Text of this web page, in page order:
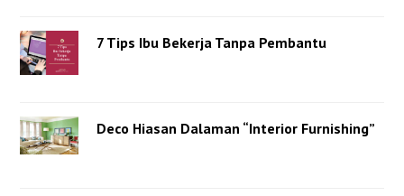
7 Tips Ibu Bekerja Tanpa Pembantu
Deco Hiasan Dalaman “Interior Furnishing”